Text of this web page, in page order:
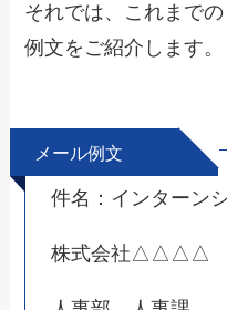
それでは、これまで
例文をご紹介します。
メール例文
件名：インターン
株式会社△△△△